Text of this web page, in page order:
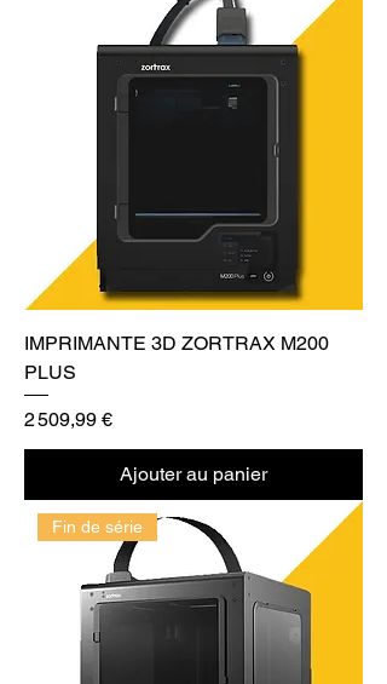
IMPRIMANTE 3D ZORTRAX M200
PLUS
Prix
2 509,99 €
Ajouter au panier
Fin de série